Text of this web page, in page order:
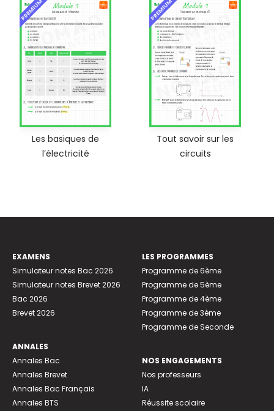
PREMIUM
Les basiques de
l’électricité
PREMIUM
Tout savoir sur les
circuits
EXAMENS
Simulateur notes Bac 2026
Simulateur notes Brevet 2026
Bac 2026
Brevet 2026
ANNALES
Annales Bac
Annales Brevet
Annales Bac Français
Annales BTS
LES PROGRAMMES
Programme de 6ème
Programme de 5ème
Programme de 4ème
Programme de 3ème
Programme de Seconde
NOS ENGAGEMENTS
Nos professeurs
IA
Réussite scolaire